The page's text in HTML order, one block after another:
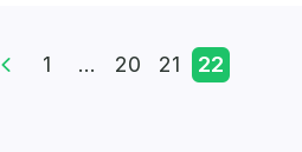
1 ... 20 21 22